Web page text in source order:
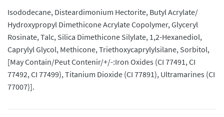
Isododecane, Disteardimonium Hectorite, Butyl Acrylate/
Hydroxypropyl Dimethicone Acrylate Copolymer, Glyceryl
Rosinate, Talc, Silica Dimethicone Silylate, 1,2-Hexanediol,
Caprylyl Glycol, Methicone, Triethoxycaprylylsilane, Sorbitol,
[May Contain/Peut Contenir/+/-:Iron Oxides (CI 77491, CI
77492, CI 77499), Titanium Dioxide (CI 77891), Ultramarines (CI
77007)].